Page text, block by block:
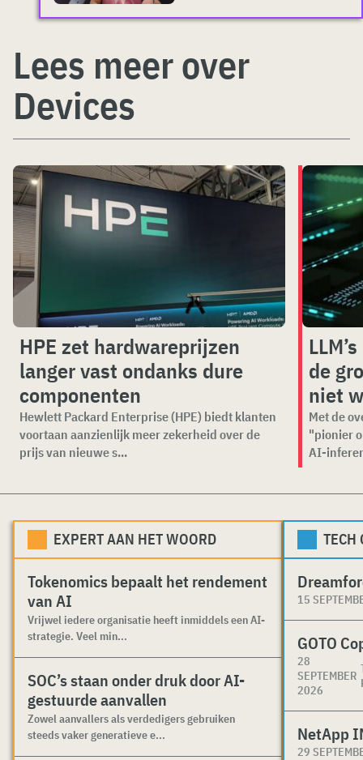
Lees meer over
Devices
HPE zet hardwareprijzen
langer vast ondanks dure
componenten
Hewlett Packard Enterprise (HPE) biedt klanten
voortaan aanzienlijk meer zekerheid over de
prijs van nieuwe s...
de
niet
Met de
"pionier
AI-
EXPERT AAN HET WOORD
Tokenomics bepaalt het rendement
van AI
Vrijwel iedere organisatie heeft inmiddels een AI-
strategie. Veel min...
SOC’s staan onder druk door AI-
gestuurde aanvallen
Zowel aanvallers als verdedigers gebruiken
steeds vaker generatieve e...
TECH
15
GOTO
28
SEPTEMBER
2026
NetApp
29